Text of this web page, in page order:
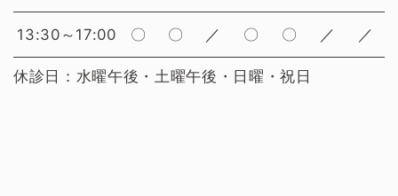
休診日：水曜午後・土曜午後・日曜・祝日
13:30～17:00 〇 〇 ／ 〇 〇 ／ ／